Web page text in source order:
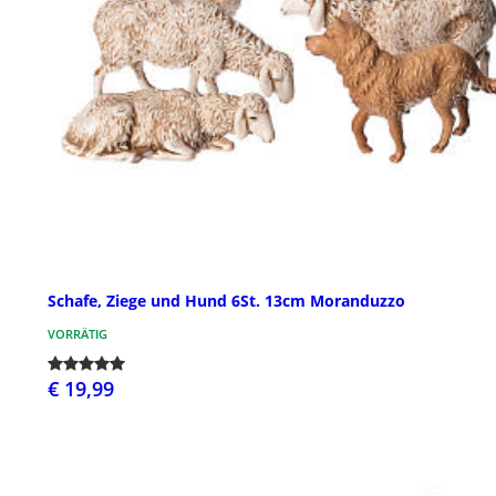
Schafe, Ziege und Hund 6St. 13cm Moranduzzo
VORRÄTIG
€ 19,99